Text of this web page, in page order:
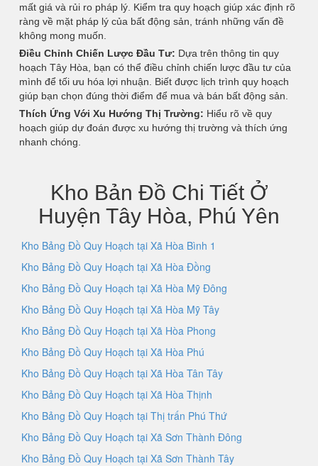
mất giá và rủi ro pháp lý. Kiểm tra quy hoạch giúp xác định rõ
ràng về mặt pháp lý của bất động sản, tránh những vấn đề
không mong muốn.
Điều Chỉnh Chiến Lược Đầu Tư: Dựa trên thông tin quy
hoạch Tây Hòa, bạn có thể điều chỉnh chiến lược đầu tư của
mình để tối ưu hóa lợi nhuận. Biết được lịch trình quy hoạch
giúp bạn chọn đúng thời điểm để mua và bán bất động sản.
Thích Ứng Với Xu Hướng Thị Trường: Hiểu rõ về quy
hoạch giúp dự đoán được xu hướng thị trường và thích ứng
nhanh chóng.
Kho Bản Đồ Chi Tiết Ở
Huyện Tây Hòa, Phú Yên
Kho Bảng Đồ Quy Hoạch tại Xã Hòa Bình 1
Kho Bảng Đồ Quy Hoạch tại Xã Hòa Đồng
Kho Bảng Đồ Quy Hoạch tại Xã Hòa Mỹ Đông
Kho Bảng Đồ Quy Hoạch tại Xã Hòa Mỹ Tây
Kho Bảng Đồ Quy Hoạch tại Xã Hòa Phong
Kho Bảng Đồ Quy Hoạch tại Xã Hòa Phú
Kho Bảng Đồ Quy Hoạch tại Xã Hòa Tân Tây
Kho Bảng Đồ Quy Hoạch tại Xã Hòa Thịnh
Kho Bảng Đồ Quy Hoạch tại Thị trấn Phú Thứ
Kho Bảng Đồ Quy Hoạch tại Xã Sơn Thành Đông
Kho Bảng Đồ Quy Hoạch tại Xã Sơn Thành Tây